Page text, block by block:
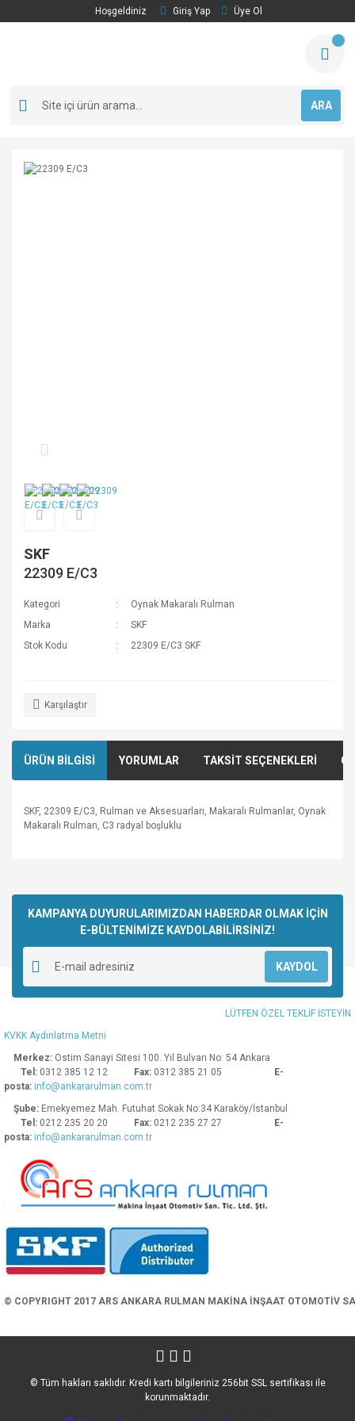
Hoşgeldiniz Giriş Yap Üye Ol
ARA
SKF
22309 E/C3
Kategori
Oynak Makaralı Rulman
Marka
SKF
Stok Kodu
22309 E/C3 SKF
Karşılaştır
ÜRÜN BİLGİSİ YORUMLAR TAKSİT SEÇENEKLERİ
SKF, 22309 E/C3, Rulman ve Aksesuarları, Makaralı Rulmanlar, Oynak
Makaralı Rulman, C3 radyal boşluklu
Yorum Yaz
kullanarak tarafımıza iletebilirsiniz.
Görüş ve önerileriniz için teşekkür ederiz.
Ürün resmi kalitesiz, bozuk veya görüntülenemiyor.
Ürün açıklamasında eksik bilgiler bulunuyor.
Ürün bilgilerinde hatalar bulunuyor.
Ürün fiyatı diğer sitelerden daha pahalı.
Bu ürüne benzer farklı alternatifler olmalı.
KAMPANYA DUYURULARIMIZDAN HABERDAR OLMAK İÇİN
E-BÜLTENİMİZE KAYDOLABİLİRSİNİZ!
KAYDOL
LÜTFEN ÖZEL TEKLİF İSTEYİN
KVKK Aydınlatma Metni
Merkez: Ostim Sanayi Sitesi 100. Yıl Bulvarı No: 54 Ankara
Tel: 0312 385 12 12 Fax: 0312 385 21 05
E-
posta: info@ankararulman.com.tr
Şube: Emekyemez Mah. Futuhat Sokak No:34 Karaköy/İstanbul
Tel: 0212 235 20 20 Fax: 0212 235 27 27
E-
posta: info@ankararulman.com.tr
© COPYRIGHT 2017 ARS ANKARA RULMAN MAKİNA İNŞAAT OTOMOTİV
© Tüm hakları saklıdır. Kredi kartı bilgileriniz 256bit SSL sertifikası ile
korunmaktadır.